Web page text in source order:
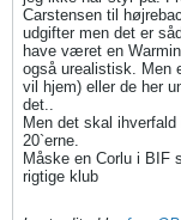
Carstensen til
udgifter men det er
have været en
også urealistisk. Men
vil hjem) eller de her
det..
Men det skal
20`erne.
Måske en Corlu i BIF
rigtige klub